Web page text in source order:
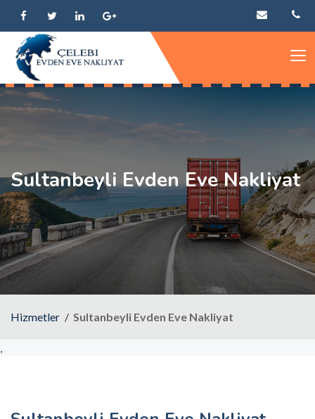
Sultanbeyli Evden Eve Nakliyat
Hizmetler Sultanbeyli Evden Eve Nakliyat
,